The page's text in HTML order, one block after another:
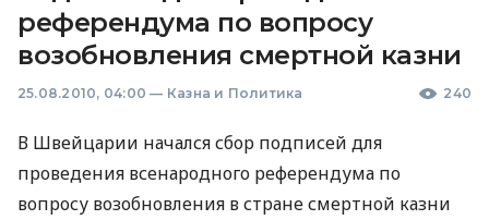
референдума по вопросу
возобновления смертной казни
25.08.2010, 04:00 — Казна и Политика 240
В Швейцарии начался сбор подписей для
проведения всенародного референдума по
вопросу возобновления в стране смертной казни